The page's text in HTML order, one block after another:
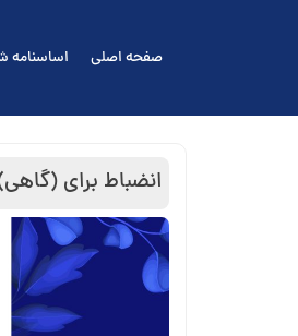
صفحه اصلی اساسنامه
انضباط برای (گاهی) نه گفتن